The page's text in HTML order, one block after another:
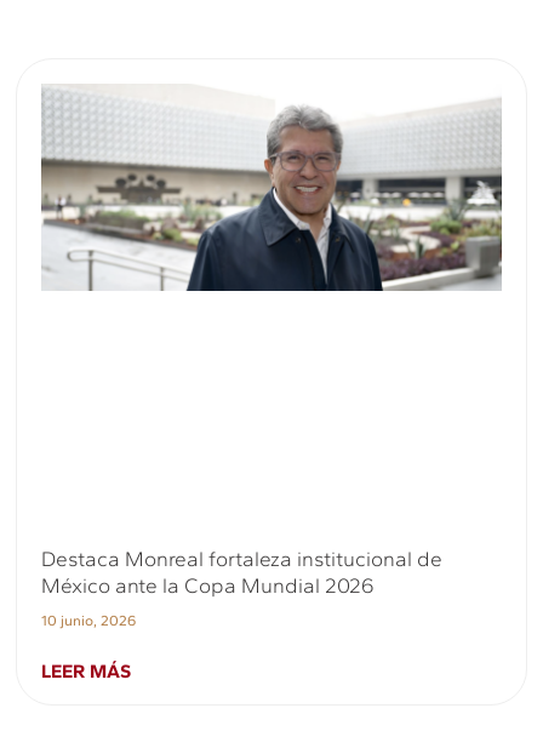
Destaca Monreal fortaleza institucional de
México ante la Copa Mundial 2026
10 junio, 2026
LEER MÁS